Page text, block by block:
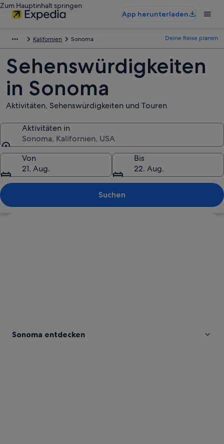
Zum Hauptinhalt springen
App herunterladen
Kalifornien Sonoma Deine Reise planen
Sehenswürdigkeiten
in Sonoma
Aktivitäten, Sehenswürdigkeiten und Touren
Aktivitäten in
Sonoma, Kalifornien, USA
Aktivitäten in
Von
21. Aug.
Bis
22. Aug.
Suchen
Sonoma entdecken